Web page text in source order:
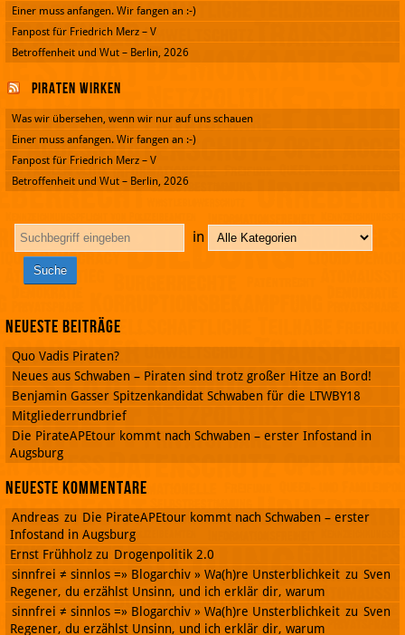
Einer muss anfangen. Wir fangen an :-)
Fanpost für Friedrich Merz – V
Betroffenheit und Wut – Berlin, 2026
Piraten wirken
Was wir übersehen, wenn wir nur auf uns schauen
Einer muss anfangen. Wir fangen an :-)
Fanpost für Friedrich Merz – V
Betroffenheit und Wut – Berlin, 2026
in
Neueste Beiträge
Quo Vadis Piraten?
Neues aus Schwaben – Piraten sind trotz großer Hitze an Bord!
Benjamin Gasser Spitzenkandidat Schwaben für die LTWBY18
Mitgliederrundbrief
Die PirateAPEtour kommt nach Schwaben – erster Infostand in
Augsburg
Neueste Kommentare
Andreas zu Die PirateAPEtour kommt nach Schwaben – erster
Infostand in Augsburg
Ernst Frühholz zu Drogenpolitik 2.0
sinnfrei ≠ sinnlos =» Blogarchiv » Wa(h)re Unsterblichkeit zu Sven
Regener, du erzählst Unsinn, und ich erklär dir, warum
sinnfrei ≠ sinnlos =» Blogarchiv » Wa(h)re Unsterblichkeit zu Sven
Regener, du erzählst Unsinn, und ich erklär dir, warum